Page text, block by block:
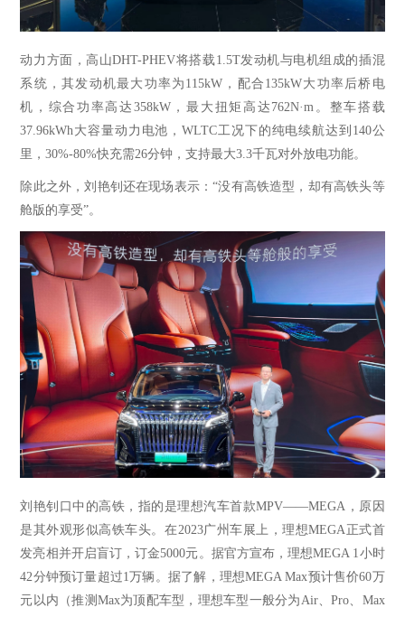
动力方面，高山DHT-PHEV将搭载1.5T发动机与电机组成的插混
系统，其发动机最大功率为115kW，配合135kW大功率后桥电
机，综合功率高达358kW，最大扭矩高达762N·m。整车搭载
37.96kWh大容量动力电池，WLTC工况下的纯电续航达到140公
里，30%-80%快充需26分钟，支持最大3.3千瓦对外放电功能。
除此之外，刘艳钊 还在现场表示：“没有高铁造型，却有高铁头等
舱版的享受”。
刘艳钊口中的高铁，指的是理想汽车首款MPV——MEGA，原因
是其外观形似高铁车头。 在2023广州车展上，理想MEGA正式首
发亮相并开启盲订，订金5000元。 据官方宣布，理想MEGA 1小时
42分钟预订量超过1万辆。 据了解 ，理想MEGA Max预计售价60万
元以内（推测Max为顶配车型，理想车型一般分为Air、Pro、Max